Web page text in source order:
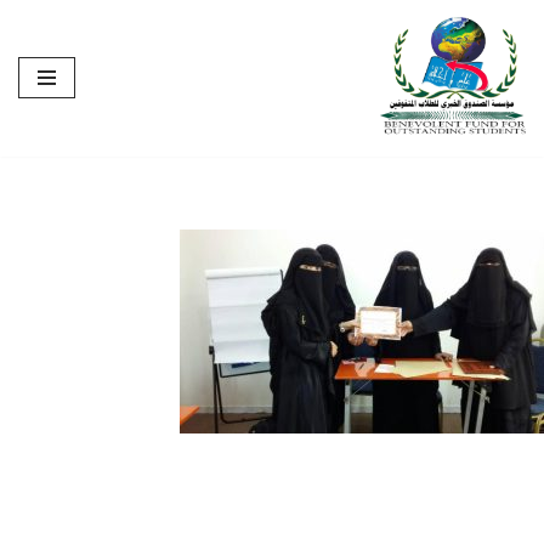
تخطى
إلى
المحتوى